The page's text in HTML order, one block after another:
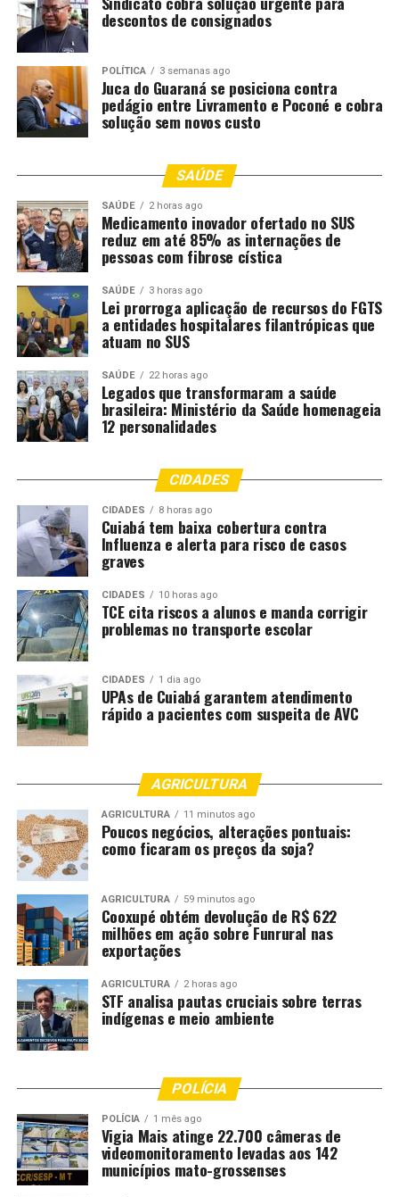
descontos de consignados
POLÍTICA 3 semanas ago
Juca do Guaraná se posiciona contra
pedágio entre Livramento e Poconé e cobra
solução sem novos custo
SAÚDE
SAÚDE 2 horas ago
Medicamento inovador ofertado no SUS
reduz em até 85% as internações de
pessoas com fibrose cística
SAÚDE 3 horas ago
Lei prorroga aplicação de recursos do FGTS
a entidades hospitalares filantrópicas que
atuam no SUS
SAÚDE 22 horas ago
Legados que transformaram a saúde
brasileira: Ministério da Saúde homenageia
12 personalidades
CIDADES
CIDADES 8 horas ago
Cuiabá tem baixa cobertura contra
Influenza e alerta para risco de casos
graves
CIDADES 10 horas ago
TCE cita riscos a alunos e manda corrigir
problemas no transporte escolar
CIDADES 1 dia ago
UPAs de Cuiabá garantem atendimento
rápido a pacientes com suspeita de AVC
AGRICULTURA
AGRICULTURA 11 minutos ago
Poucos negócios, alterações pontuais:
como ficaram os preços da soja?
AGRICULTURA 59 minutos ago
Cooxupé obtém devolução de R$ 622
milhões em ação sobre Funrural nas
exportações
AGRICULTURA 2 horas ago
STF analisa pautas cruciais sobre terras
indígenas e meio ambiente
POLÍCIA
POLÍCIA 1 mês ago
Vigia Mais atinge 22.700 câmeras de
videomonitoramento levadas aos 142
municípios mato-grossenses